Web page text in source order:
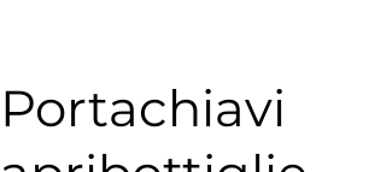
Portachiavi